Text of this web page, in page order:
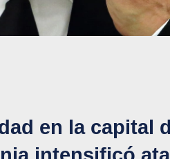
en la capital
intensificó